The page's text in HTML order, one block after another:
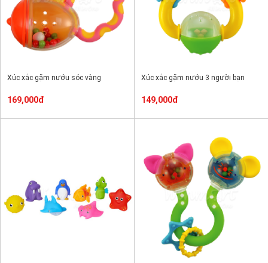
Xúc xắc gặm nướu sóc vàng
169,000đ
Xúc xắc gặm nướu 3 người bạn
149,000đ